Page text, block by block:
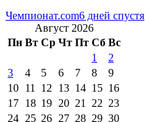
Чемпионат.com6 дней спустя
Август 2026
Пн Вт Ср Чт Пт Сб Вс
1
2
3
4 5 6 7 8
9
10 11 12 13 14 15 16
17 18 19 20 21 22 23
24 25 26 27 28 29 30